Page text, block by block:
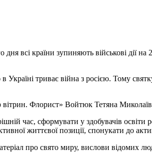
всі країни зупиняють військові дії
Україні триває війна з росією. Тому
Флорист» Войтюк Тетяна
час, сформувати у здобувачів освіти
життєвої позиції, спонукати до
про свято миру, вислови відомих